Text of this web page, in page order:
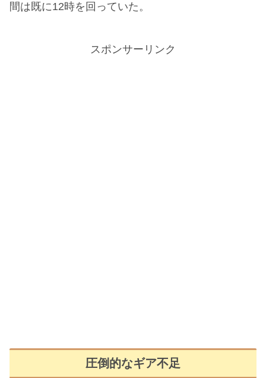
間は既に12時を回っていた。
スポンサーリンク
圧倒的なギア不足